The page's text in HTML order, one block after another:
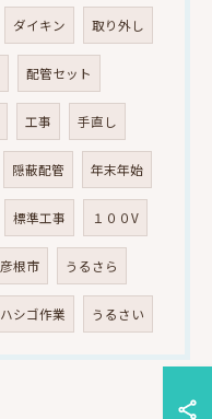
ダイキン 取り外し
配管セット
工事 手直し
隠蔽配管 年末年始
標準工事 １００V
彦根市 うるさら
ハシゴ作業 うるさい